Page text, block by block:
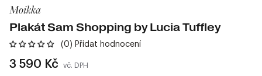
Moikka
Plakát Sam Shopping by Lucia Tuffley
(0) Přidat hodnocení
3 590 Kč
cena
vč. DPH